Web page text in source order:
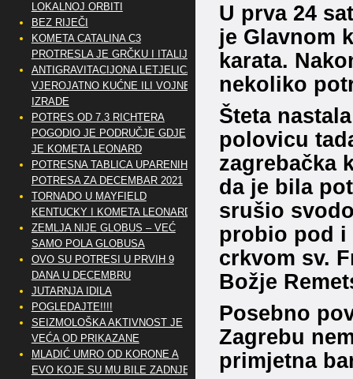
U prva 24
je Glavnom
karata.
nekoliko
Šteta
polovicu
zagrebačka
da je bila
srušio
probio pod i
crkvom sv.
Božje
Posebno
Zagrebu
primjetna
LOKALNOJ ORBITI
BEZ RIJEČI
KOMETA CATALINA C3
PROTRESLA JE GRČKU I ITALIJU
ANTIGRAVITACIJONA LETJELICA
VJEROJATNO KUĆNE ILI VOJNE
IZRADE
POTRES OD 7.3 RICHTERA
POGODIO JE PODRUČJE GDJE
JE KOMETA LEONARD
POTRESNA TABLICA UPARENIH
POTRESA ZA DECEMBAR 2021
TORNADO U MAYFIELD
KENTUCKY I KOMETA LEONARD
ZEMLJA NIJE GLOBUS – VEĆ
SAMO POLA GLOBUSA
OVO SU POTRESI U PRVIH 9
DANA U DECEMBRU
JUTARNJA IDILA
POGLEDAJTE!!!!
SEIZMOLOŠKA AKTIVNOST JE
VEĆA OD PRIKAZANE
MLADIĆ UMRO OD KORONE A
EVO KOJE SU MU BILE ZADNJE